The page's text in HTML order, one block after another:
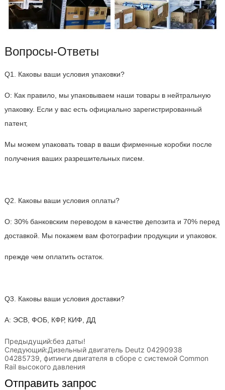
Предыдущий:без даты!
Следующий:Дизельный двигатель Deutz 04290938
04285739, фитинги двигателя в сборе с системой Common
Rail высокого давления
Отправить запрос